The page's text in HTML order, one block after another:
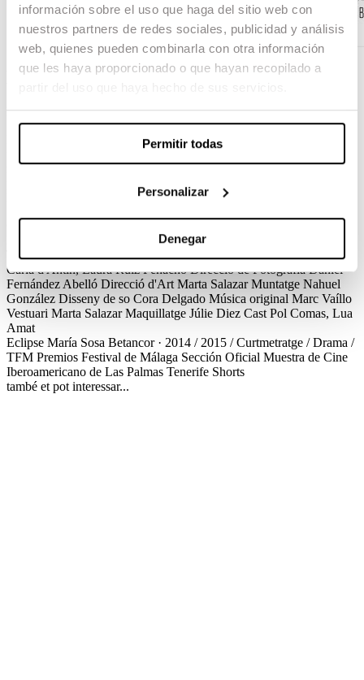
información sobre el uso que haga del sitio web con
nuestros partners de redes sociales, publicidad y análisis
web, quienes pueden combinarla con otra información
que les haya proporcionado o que hayan recopilado a
Permitir todas
Personalizar
Denegar
Eclipse
María Sosa Betancor / 2015 / Curtmetratge / Drama / TFM
Pol i Lua fa mesos que es preparen per a un eclipsi solar. Han cuidat
moment tan únic com aquest. Però just aquell dia Pol té un mal
lluitar contra la seva intensa imaginació.
Créditos
María Sosa Betancor · 2014 / 2015 / Curtmetratge / Drama /
TFMCréditos GuióMaría Sosa Betancor Direcció de Producció
Carla d'Antin, Laura Ruiz Penacho Direcció de FotografiaDaniel
Fernández Abelló Direcció d'Art Marta Salazar Muntatge Nahuel
González Disseny de so Cora Delgado Música original Marc Vaíllo
Vestuari Marta Salazar Maquillatge Júlie Diez Cast Pol Comas, Lua
Amat
Eclipse María Sosa Betancor · 2014 / 2015 / Curtmetratge / Drama /
TFM Premios Festival de Málaga Sección Oficial Muestra de Cine
Iberoamericano de Las Palmas Tenerife Shorts
també et pot interessar...